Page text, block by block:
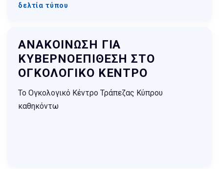
δελτία τύπου
ΑΝΑΚΟΙΝΩΣΗ ΓΙΑ
ΚΥΒΕΡΝΟΕΠΙΘΕΣΗ ΣΤΟ
ΟΓΚΟΛΟΓΙΚΟ ΚΕΝΤΡΟ
Το Ογκολογικό Κέντρο Τράπεζας Κύπρου
καθηκόντω